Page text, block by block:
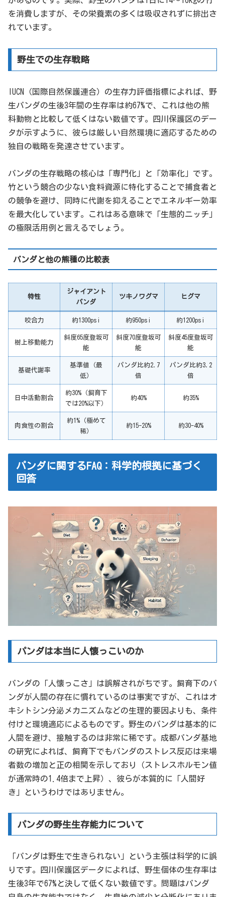
を消費しますが、その栄養素の多くは吸収されずに排出さ
れています。
野生での生存戦略
IUCN（国際自然保護連合）の生存力評価指標によれば、野
生パンダの生後3年間の生存率は約67%で、これは他の熊
科動物と比較して低くはない数値です。四川保護区のデー
タが示すように、彼らは厳しい自然環境に適応するための
独自の戦略を発達させています。
パンダの生存戦略の核心は「専門化」と「効率化」です。
竹という競合の少ない食料資源に特化することで捕食者と
の競争を避け、同時に代謝を抑えることでエネルギー効率
を最大化しています。これはある意味で「生態的ニッチ」
の極限活用例と言えるでしょう。
パンダと他の熊種の比較表
特性
ジャイアント
パンダ
ツキノワグマ ヒグマ
咬合力 約1300psi 約950psi 約1200psi
樹上移動能力
斜度65度登坂可
能
斜度70度登坂可
能
斜度45度登坂可
能
基礎代謝率
基準値（最
低）
パンダ比約2.7
倍
パンダ比約3.2
倍
日中活動割合
約30%（飼育下
では20%以下）
約40% 約35%
肉食性の割合
約1%（極めて
稀）
約15-20% 約30-40%
パンダに関するFAQ：科学的根拠に基づく
回答
パンダは本当に人懐っこいのか
パンダの「人懐っこさ」は誤解されがちです。飼育下のパ
ンダが人間の存在に慣れているのは事実ですが、これはオ
キシトシン分泌メカニズムなどの生理的要因よりも、条件
付けと環境適応によるものです。野生のパンダは基本的に
人間を避け、接触するのは非常に稀です。成都パンダ基地
の研究によれば、飼育下でもパンダのストレス反応は来場
者数の増加と正の相関を示しており（ストレスホルモン値
が通常時の1.4倍まで上昇）、彼らが本質的に「人間好
き」というわけではありません。
パンダの野生生存能力について
「パンダは野生で生きられない」という主張は科学的に誤
りです。四川保護区データによれば、野生個体の生存率は
生後3年で67%と決して低くない数値です。問題はパンダ